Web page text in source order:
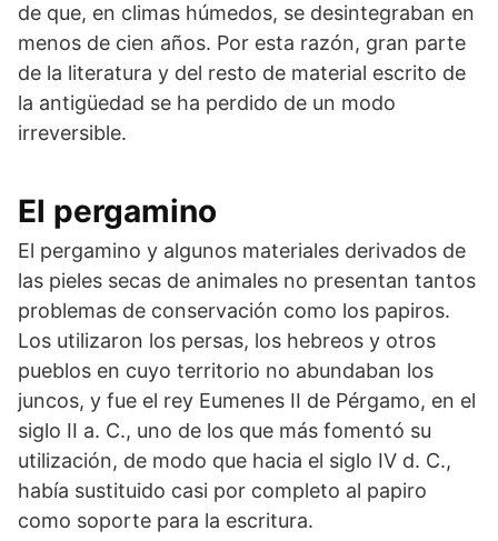
de que, en climas húmedos, se desintegraban en
menos de cien años. Por esta razón, gran parte
de la literatura y del resto de material escrito de
la antigüedad se ha perdido de un modo
irreversible.
El pergamino
El pergamino y algunos materiales derivados de
las pieles secas de animales no presentan tantos
problemas de conservación como los papiros.
Los utilizaron los persas, los hebreos y otros
pueblos en cuyo territorio no abundaban los
juncos, y fue el rey Eumenes II de Pérgamo, en el
siglo II a. C., uno de los que más fomentó su
utilización, de modo que hacia el siglo IV d. C.,
había sustituido casi por completo al papiro
como soporte para la escritura.